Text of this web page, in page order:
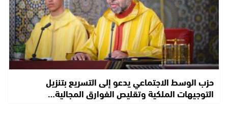
حزب الوسط الاجتماعي يدعو إلى التسريع بتنزيل
التوجيهات الملكية وتقليص الفوارق المجالية…